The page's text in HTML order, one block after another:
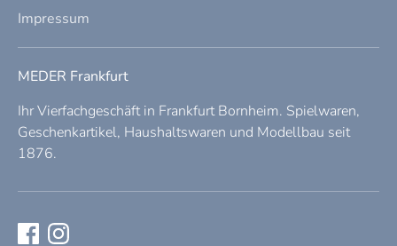
Impressum
MEDER Frankfurt
Ihr Vierfachgeschäft in Frankfurt Bornheim. Spielwaren,
Geschenkartikel, Haushaltswaren und Modellbau seit
1876.